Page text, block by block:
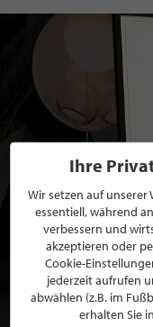
Ihre
Wir setzen auf unserer
essentiell, während
verbessern und
akzeptieren oder
Cookie-
jederzeit aufrufen
abwählen (z.B. im
erhalten Sie